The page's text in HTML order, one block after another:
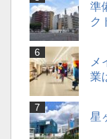
準
ク
メ
業
星